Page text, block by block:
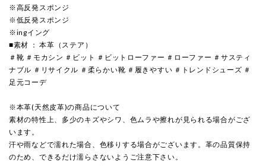
※高反発スポンジ
※低反発スポンジ
※ingイング
■素材 ： 本革（ステア）
＃靴 ＃モカシン ＃ビット ＃ビットローファー ＃ローファー ＃サスティ
ナブル ＃リサイクル ＃柔らかい靴 ＃履きやすい ＃トレンドシューズ ＃
足元コーデ
※本革(天然皮革)の商品について
素材の特性上、多少のキズやシワ、色ムラや擦れが見られる場合がござ
います。
汗や雨などで濡れた場合、色移りする場合がございます。革の品質保持
のため、できるだけ濡らさないようご注意下さい。